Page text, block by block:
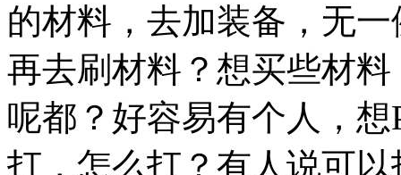
的材料，去加装备，无
再去刷材料？想买些材
呢都？好容易有个人，
打，怎么打？有人说可以